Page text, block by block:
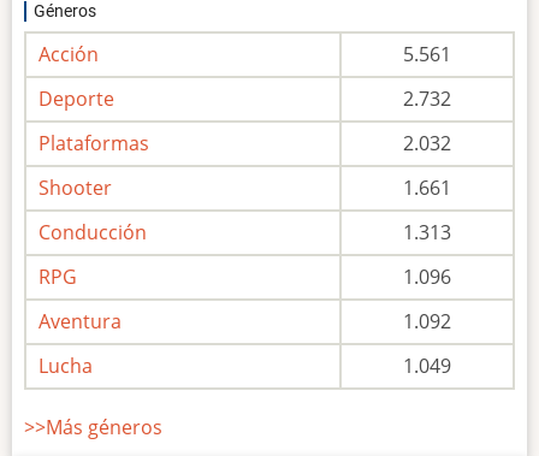
Géneros
Acción
5.561
Deporte
2.732
Plataformas
2.032
Shooter
1.661
Conducción
1.313
RPG
1.096
Aventura
1.092
Lucha
1.049
>>Más géneros